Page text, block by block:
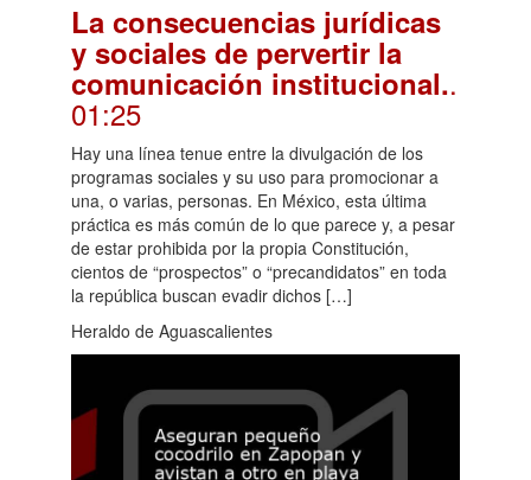
La consecuencias jurídicas
y sociales de pervertir la
comunicación institucional..
01:25
Hay una línea tenue entre la divulgación de los
programas sociales y su uso para promocionar a
una, o varias, personas. En México, esta última
práctica es más común de lo que parece y, a pesar
de estar prohibida por la propia Constitución,
cientos de “prospectos” o “precandidatos” en toda
la república buscan evadir dichos […]
Heraldo de Aguascalientes